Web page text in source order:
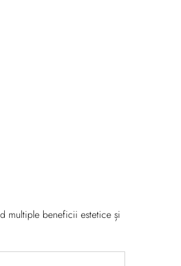
multiple beneficii estetice și